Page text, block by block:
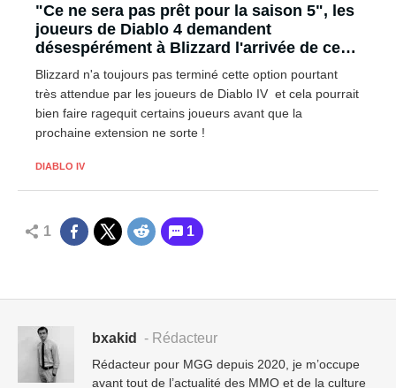
"Ce ne sera pas prêt pour la saison 5", les
joueurs de Diablo 4 demandent
désespérément à Blizzard l'arrivée de cette
option
Blizzard n'a toujours pas terminé cette option pourtant
très attendue par les joueurs de Diablo IV et cela pourrait
bien faire ragequit certains joueurs avant que la
prochaine extension ne sorte !
DIABLO IV
1 1
bxakid - Rédacteur
Rédacteur pour MGG depuis 2020, je m’occupe
avant tout de l’actualité des MMO et de la culture